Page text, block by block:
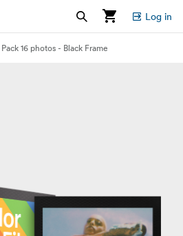
Log in
16 photos - Black Frame